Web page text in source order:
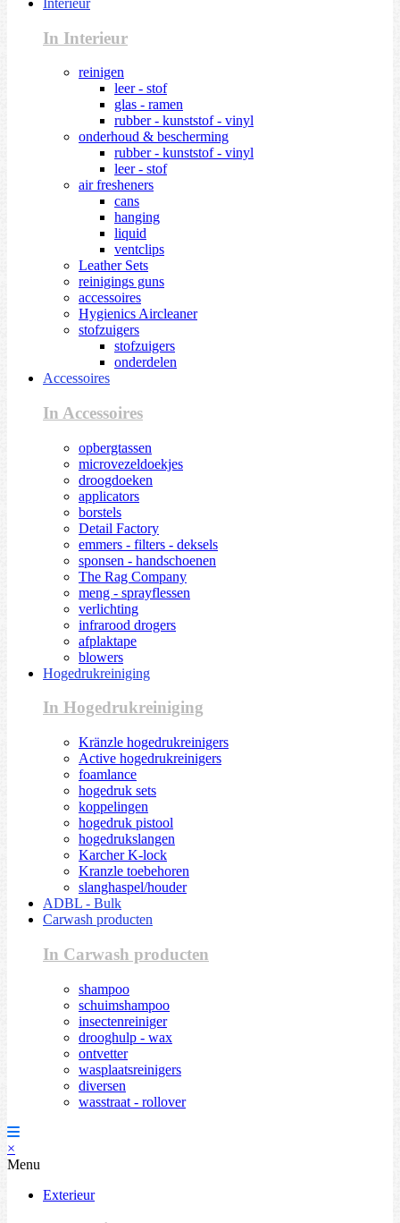
In Interieur
reinigen
leer - stof
glas - ramen
rubber - kunststof - vinyl
onderhoud & bescherming
rubber - kunststof - vinyl
leer - stof
air fresheners
cans
hanging
liquid
ventclips
Leather Sets
reinigings guns
accessoires
Hygienics Aircleaner
stofzuigers
stofzuigers
onderdelen
Accessoires
In Accessoires
opbergtassen
microvezeldoekjes
droogdoeken
applicators
borstels
Detail Factory
emmers - filters - deksels
sponsen - handschoenen
The Rag Company
meng - sprayflessen
verlichting
infrarood drogers
afplaktape
blowers
Hogedrukreiniging
In Hogedrukreiniging
Kränzle hogedrukreinigers
Active hogedrukreinigers
foamlance
hogedruk sets
koppelingen
hogedruk pistool
hogedrukslangen
Karcher K-lock
Kranzle toebehoren
slanghaspel/houder
ADBL - Bulk
Carwash producten
In Carwash producten
shampoo
schuimshampoo
insectenreiniger
drooghulp - wax
ontvetter
wasplaatsreinigers
diversen
wasstraat - rollover
×
Menu
Exterieur